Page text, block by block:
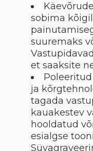
sobima
suuremaks
et saaksite
ja
tagada
kauakestev
hooldatud
esialgse